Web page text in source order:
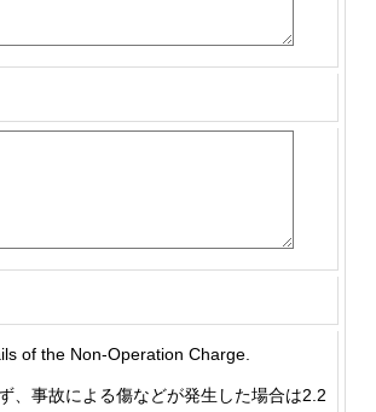
of the Non-Operation Charge.
、事故による傷などが発生した場合は2.2